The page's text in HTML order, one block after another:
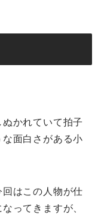
かれていて拍子
面白さがある小
はこの人物が仕
ってきますが、